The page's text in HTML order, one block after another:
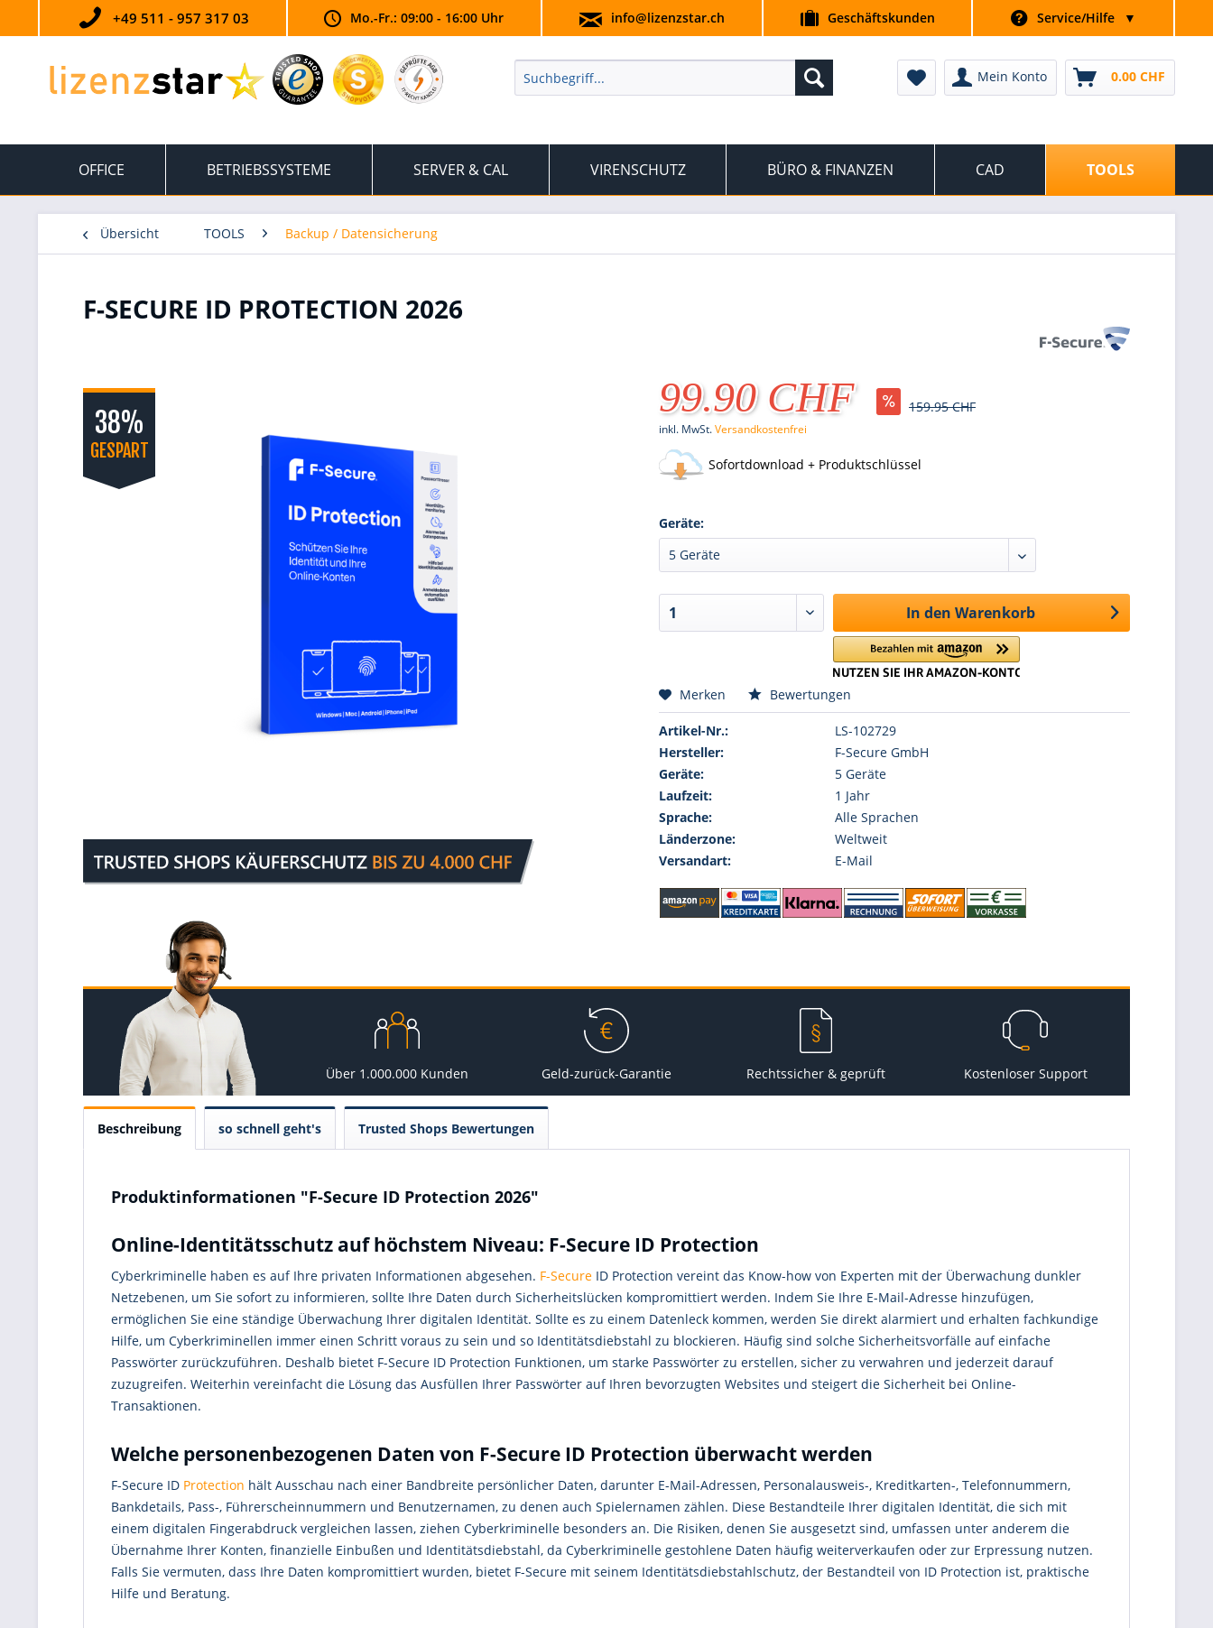
+49 511 - 957 317 03 Mo.-Fr.: 09:00 - 16:00 Uhr info@lizenzstar.ch Geschäftskunden Service/Hilfe ▼
Mein Konto 0.00 CHF
OFFICE BETRIEBSSYSTEME SERVER & CAL VIRENSCHUTZ BÜRO & FINANZEN CAD TOOLS
Übersicht TOOLS Backup / Datensicherung
F-SECURE ID PROTECTION 2026
38%
GESPART
99.90 CHF 159.95 CHF
inkl. MwSt.Versandkostenfrei
Sofortdownload + Produktschlüssel
Geräte:
In den Warenkorb
Merken Bewertungen
Artikel-Nr.:
LS-102729
Hersteller:
F-Secure GmbH
Geräte:
5 Geräte
Laufzeit:
1 Jahr
Sprache:
Alle Sprachen
Länderzone:
Weltweit
Versandart:
E-Mail
Über 1.000.000 Kunden Geld-zurück-Garantie Rechtssicher & geprüft Kostenloser Support
Beschreibung so schnell geht's Trusted Shops Bewertungen
Produktinformationen "F-Secure ID Protection 2026"
Online-Identitätsschutz auf höchstem Niveau: F-Secure ID Protection
Cyberkriminelle haben es auf Ihre privaten Informationen abgesehen. F-Secure ID Protection vereint das Know-how von Experten mit der Überwachung dunkler
Netzebenen, um Sie sofort zu informieren, sollte Ihre Daten durch Sicherheitslücken kompromittiert werden. Indem Sie Ihre E-Mail-Adresse hinzufügen,
ermöglichen Sie eine ständige Überwachung Ihrer digitalen Identität. Sollte es zu einem Datenleck kommen, werden Sie direkt alarmiert und erhalten fachkundige
Hilfe, um Cyberkriminellen immer einen Schritt voraus zu sein und so Identitätsdiebstahl zu blockieren. Häufig sind solche Sicherheitsvorfälle auf einfache
Passwörter zurückzuführen. Deshalb bietet F-Secure ID Protection Funktionen, um starke Passwörter zu erstellen, sicher zu verwahren und jederzeit darauf
zuzugreifen. Weiterhin vereinfacht die Lösung das Ausfüllen Ihrer Passwörter auf Ihren bevorzugten Websites und steigert die Sicherheit bei Online-
Transaktionen.
Welche personenbezogenen Daten von F-Secure ID Protection überwacht werden
F-Secure ID Protection hält Ausschau nach einer Bandbreite persönlicher Daten, darunter E-Mail-Adressen, Personalausweis-, Kreditkarten-, Telefonnummern,
Bankdetails, Pass-, Führerscheinnummern und Benutzernamen, zu denen auch Spielernamen zählen. Diese Bestandteile Ihrer digitalen Identität, die sich mit
einem digitalen Fingerabdruck vergleichen lassen, ziehen Cyberkriminelle besonders an. Die Risiken, denen Sie ausgesetzt sind, umfassen unter anderem die
Übernahme Ihrer Konten, finanzielle Einbußen und Identitätsdiebstahl, da Cyberkriminelle gestohlene Daten häufig weiterverkaufen oder zur Erpressung nutzen.
Falls Sie vermuten, dass Ihre Daten kompromittiert wurden, bietet F-Secure mit seinem Identitätsdiebstahlschutz, der Bestandteil von ID Protection ist, praktische
Hilfe und Beratung.